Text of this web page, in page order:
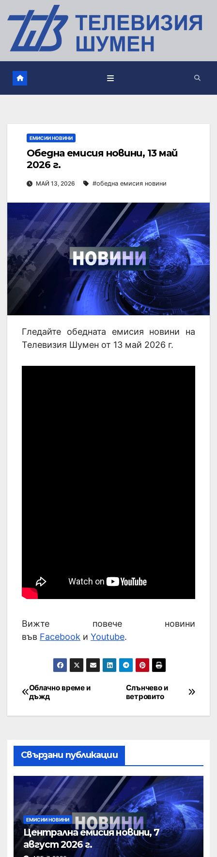
ЕМИСИИ НОВИНИ
Обедна емисия новини, 13 май
2026 г.
МАЙ 13, 2026 #обедна емисия новини
Гледайте обедната емисия новини на
Телевизия Шумен от 13 май 2026 г.
Вижте повече новини
във Facebook и Youtube.
Слънчево и
ветровито
Облачно време и
дъжд
Свързани публикации
ЕМИСИИ НОВИНИ
Централна емисия новини, 7
август 2026 г.